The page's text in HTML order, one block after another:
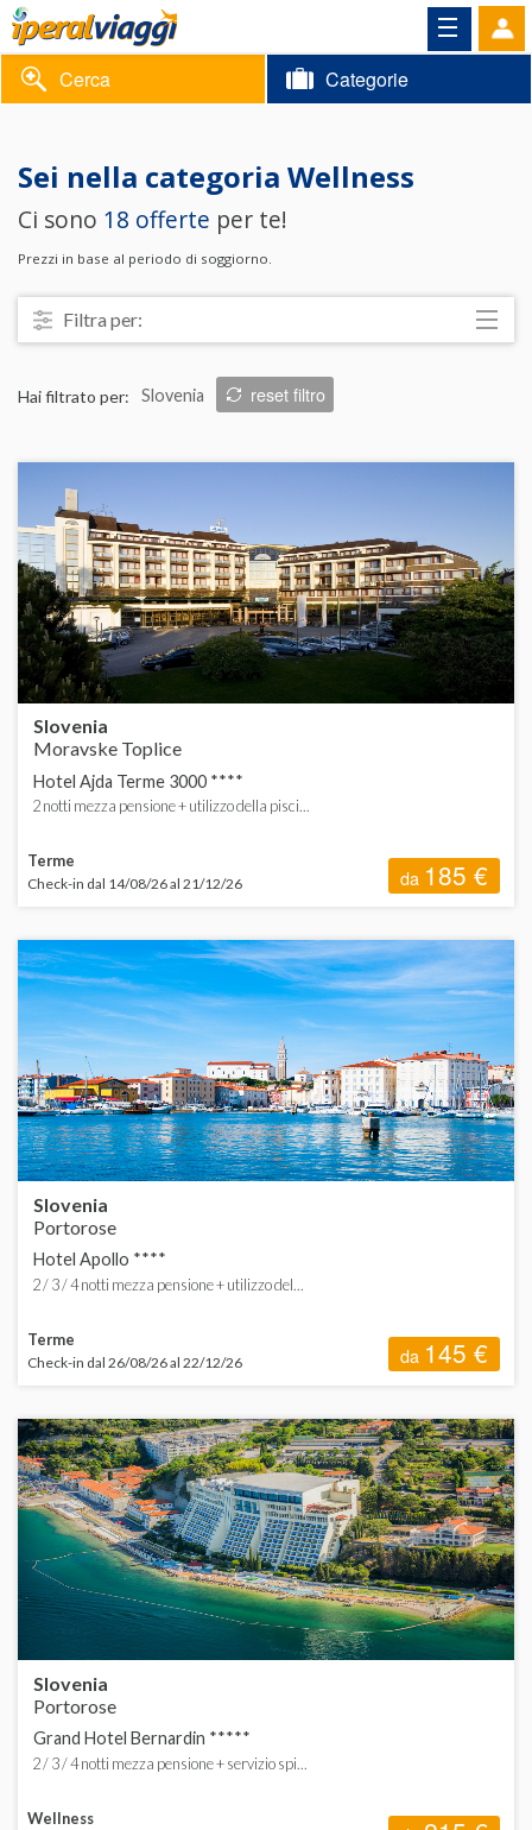
Volantino
Area
riservata
Informazioni
Contatti
Cerca Categorie
Sei nella categoria Wellness
Ci sono 18 offerte per te!
Prezzi in base al periodo di soggiorno.
Filtra per:
Prezzo
Trattamento
Struttura
ORDINA
Hai filtrato per: Slovenia reset filtro
Slovenia
Moravske Toplice
Hotel Ajda Terme 3000 ****
2 notti mezza pensione + utilizzo della pisci...
Terme
Check-in dal 14/08/26 al 21/12/26 da 185 €
Slovenia
Portorose
Hotel Apollo ****
2 / 3 / 4 notti mezza pensione + utilizzo del...
Terme
Check-in dal 26/08/26 al 22/12/26 da 145 €
Slovenia
Portorose
Grand Hotel Bernardin *****
2 / 3 / 4 notti mezza pensione + servizio spi...
Wellness